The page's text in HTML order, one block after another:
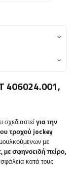
406024.001,
σχεδιαστείγια την
τροχού jockey
με
με σφηνοειδή πείρο,
κατά τους